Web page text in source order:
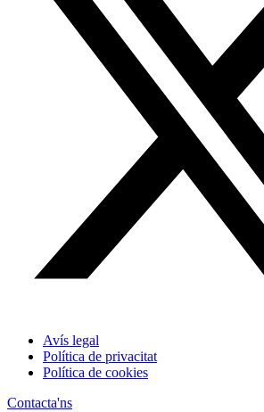
Avís legal
Política de privacitat
Política de cookies
Contacta'ns